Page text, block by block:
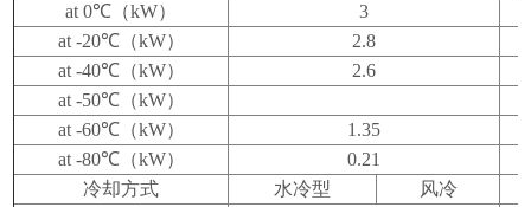
at 0℃ （kW）
3
at -20℃（kW）
2.8
at -40℃（kW）
2.6
at -50℃（kW）
at -60℃（kW）
1.35
at -80℃（kW）
0.21
冷却方式
水冷型
风冷